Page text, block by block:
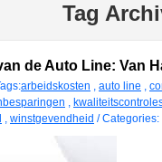
Tag
de Auto Line: Van
arbeidskosten , auto line ,
,
, winstgevendheid / Categories: